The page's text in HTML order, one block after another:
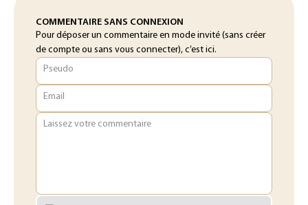
COMMENTAIRE SANS CONNEXION
Pour déposer un commentaire en mode invité (sans créer
de compte ou sans vous connecter), c’est ici.
Pseudo
Email
Laissez votre commentaire